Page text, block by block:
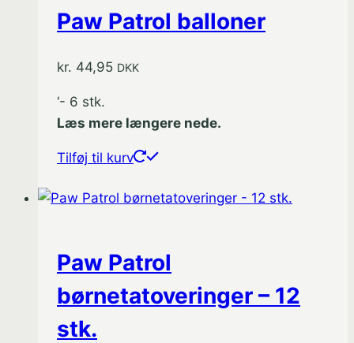
Paw Patrol balloner
kr. 44,95 DKK
‘- 6 stk.
Læs mere længere nede.
Tilføj til kurv
Paw Patrol
børnetatoveringer – 12
stk.